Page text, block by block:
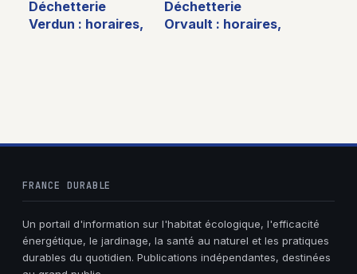
Déchetterie
Verdun : horaires,
Déchetterie
Orvault : horaires,
FRANCE DURABLE
Un portail d'information sur l'habitat écologique, l'efficacité
énergétique, le jardinage, la santé au naturel et les pratiques
durables du quotidien. Publications indépendantes, destinées